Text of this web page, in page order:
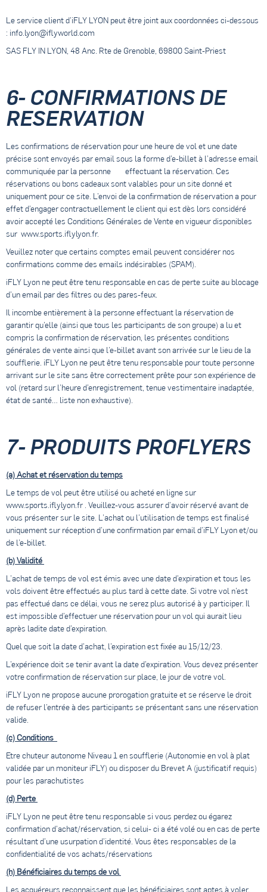
Le service client d’iFLY LYON peut être joint aux coordonnées ci-dessous
: info.lyon@iflyworld.com
SAS FLY IN LYON, 48 Anc. Rte de Grenoble, 69800 Saint-Priest
6- CONFIRMATIONS DE
RESERVATION
Les confirmations de réservation pour une heure de vol et une date
précise sont envoyés par email sous la forme d’e-billet à l’adresse email
communiquée par la personne effectuant la réservation. Ces
réservations ou bons cadeaux sont valables pour un site donné et
uniquement pour ce site. L’envoi de la confirmation de réservation a pour
effet d’engager contractuellement le client qui est dès lors considéré
avoir accepté les Conditions Générales de Vente en vigueur disponibles
sur www.sports.iflylyon.fr.
Veuillez noter que certains comptes email peuvent considérer nos
confirmations comme des emails indésirables (SPAM).
iFLY Lyon ne peut être tenu responsable en cas de perte suite au blocage
d’un email par des filtres ou des pares-feux.
Il incombe entièrement à la personne effectuant la réservation de
garantir qu’elle (ainsi que tous les participants de son groupe) a lu et
compris la confirmation de réservation, les présentes conditions
générales de vente ainsi que l’e-billet avant son arrivée sur le lieu de la
soufflerie. iFLY Lyon ne peut être tenu responsable pour toute personne
arrivant sur le site sans être correctement prête pour son expérience de
vol (retard sur l’heure d’enregistrement, tenue vestimentaire inadaptée,
état de santé… liste non exhaustive).
7- PRODUITS PROFLYERS
(a) Achat et réservation du temps
Le temps de vol peut être utilisé ou acheté en ligne sur
www.sports.iflylyon.fr . Veuillez-vous assurer d’avoir réservé avant de
vous présenter sur le site. L’achat ou l’utilisation de temps est finalisé
uniquement sur réception d’une confirmation par email d’iFLY Lyon et/ou
de l’e-billet.
(b) Validité
L’achat de temps de vol est émis avec une date d’expiration et tous les
vols doivent être effectués au plus tard à cette date. Si votre vol n’est
pas effectué dans ce délai, vous ne serez plus autorisé à y participer. Il
est impossible d’effectuer une réservation pour un vol qui aurait lieu
après ladite date d’expiration.
Quel que soit la date d’achat, l’expiration est fixée au 15/12/23.
L’expérience doit se tenir avant la date d’expiration. Vous devez présenter
votre confirmation de réservation sur place, le jour de votre vol.
iFLY Lyon ne propose aucune prorogation gratuite et se réserve le droit
de refuser l’entrée à des participants se présentant sans une réservation
valide.
(c) Conditions
Etre chuteur autonome Niveau 1 en soufflerie (Autonomie en vol à plat
validée par un moniteur iFLY) ou disposer du Brevet A (justificatif requis)
pour les parachutistes
(d) Perte
iFLY Lyon ne peut être tenu responsable si vous perdez ou égarez
confirmation d’achat/réservation, si celui- ci a été volé ou en cas de perte
résultant d’une usurpation d’identité. Vous êtes responsables de la
confidentialité de vos achats/réservations
(h) Bénéficiaires du temps de vol
Les acquéreurs reconnaissent que les bénéficiaires sont aptes à voler.